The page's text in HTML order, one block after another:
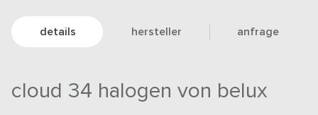
details hersteller anfrage
cloud 34 halogen von belux